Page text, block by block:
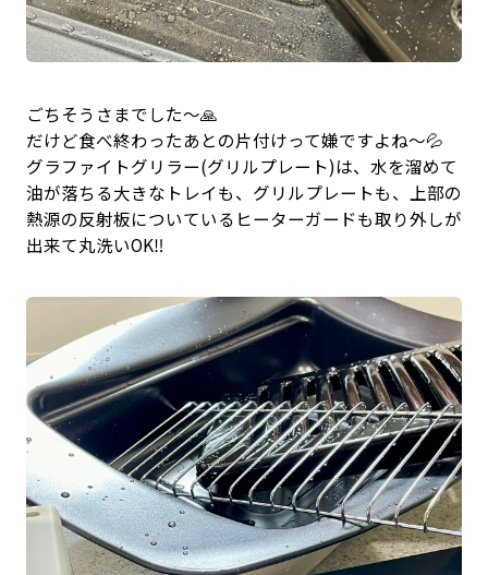
ごちそうさまでした〜🙏
だけど食べ終わったあとの片付けって嫌ですよね〜💦
グラファイトグリラー(グリルプレート)は、水を溜めて
油が落ちる大きなトレイも、グリルプレートも、上部の
熱源の反射板についているヒーターガードも取り外しが
出来て丸洗いOK‼️